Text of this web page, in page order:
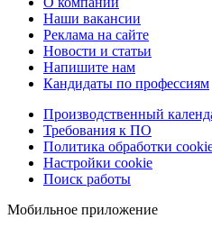
Наши вакансии
Реклама на сайте
Новости и статьи
Напишите нам
Кандидаты по профессиям
Производственный
Требования к ПО
Политика обработки
Настройки cookie
Поиск работы
Мобильное приложение